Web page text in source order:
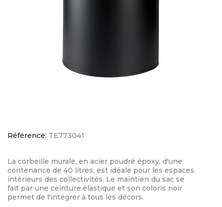
Référence: TE773041
La corbeille murale, en acier poudré époxy, d'une
contenance de 40 litres, est idéale pour les espaces
intérieurs des collectivités. Le maintien du sac se
fait par une ceinture élastique et son coloris noir
permet de l'intégrer à tous les décors.